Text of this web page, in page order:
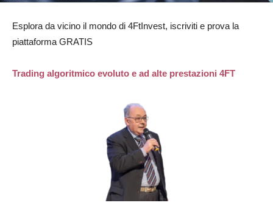
Esplora da vicino il mondo di 4FtInvest, iscriviti e prova la
piattaforma GRATIS
Trading algoritmico evoluto e ad alte prestazioni 4FT